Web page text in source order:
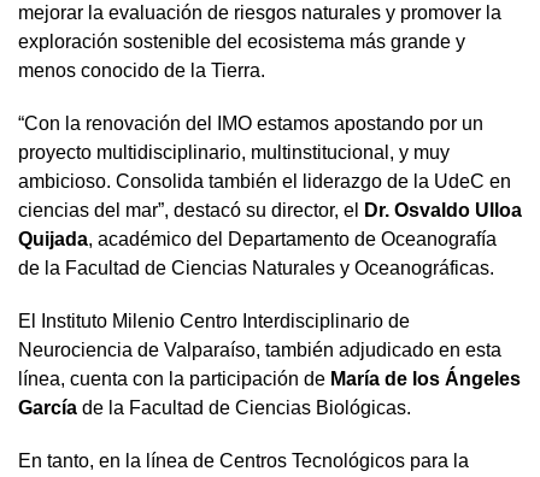
mejorar la evaluación de riesgos naturales y promover la
exploración sostenible del ecosistema más grande y
menos conocido de la Tierra.
“Con la renovación del IMO estamos apostando por un
proyecto multidisciplinario, multinstitucional, y muy
ambicioso. Consolida también el liderazgo de la UdeC en
ciencias del mar”, destacó su director, el
Dr. Osvaldo Ulloa
Quijada, académico del Departamento de Oceanografía
de la Facultad de Ciencias Naturales y Oceanográficas.
El Instituto Milenio Centro Interdisciplinario de
Neurociencia de Valparaíso, también adjudicado en esta
línea, cuenta con la participación de María de los Ángeles
García de la Facultad de Ciencias Biológicas.
En tanto, en la línea de Centros Tecnológicos para la